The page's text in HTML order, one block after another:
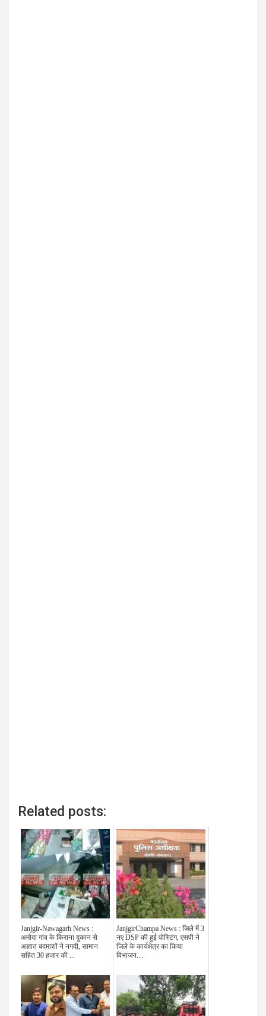
Related posts:
Janjgir-Nawagarh News :
अमोदा गांव के किराना दुकान से
अज्ञात बदमाशों ने नगदी, सामान
सहित 30 हजार की ...
JanjgirChampa News : जिले में 3
नए DSP की हुई पोस्टिंग, एसपी ने
जिले के कार्यक्षेत्र का किया
विभाजन....